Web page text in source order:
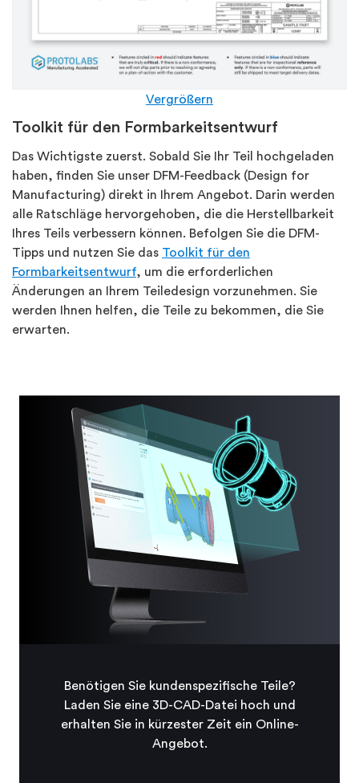
Vergrößern
Toolkit für den Formbarkeitsentwurf
Das Wichtigste zuerst. Sobald Sie Ihr Teil hochgeladen
haben, finden Sie unser DFM-Feedback (Design for
Manufacturing) direkt in Ihrem Angebot. Darin werden
alle Ratschläge hervorgehoben, die die Herstellbarkeit
Ihres Teils verbessern können. Befolgen Sie die DFM-
Tipps und nutzen Sie das Toolkit für den
Formbarkeitsentwurf, um die erforderlichen
Änderungen an Ihrem Teiledesign vorzunehmen. Sie
werden Ihnen helfen, die Teile zu bekommen, die Sie
erwarten.
Benötigen Sie kundenspezifische Teile?
Laden Sie eine 3D-CAD-Datei hoch und
erhalten Sie in kürzester Zeit ein Online-
Angebot.